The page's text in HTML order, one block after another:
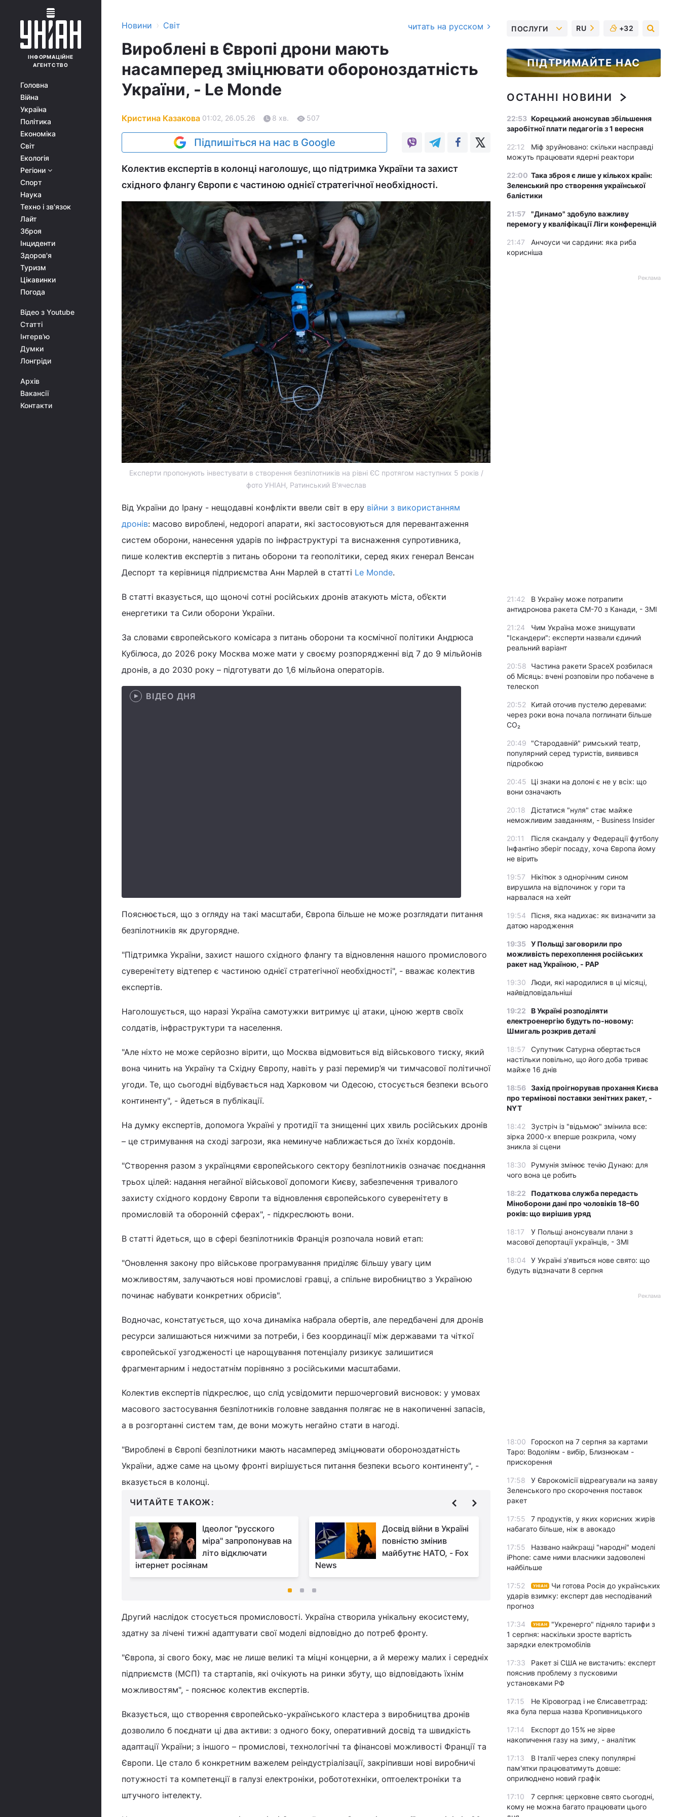
ІНФОРМАЦІЙНЕ
АГЕНТСТВО
Головна
Війна
Україна
Політика
Економіка
Світ
Екологія
Регіони
Спорт
Наука
Техно і зв'язок
Лайт
Зброя
Інциденти
Здоров'я
Туризм
Цікавинки
Погода
Відео з Youtube
Статті
Інтерв'ю
Думки
Лонгріди
Архів
Вакансії
Контакти
Новини › Світ читать на русском
Вироблені в Європі дрони мають
насамперед зміцнювати обороноздатність
України, - Le Monde
Кристина Казакова 01:02, 26.05.26 8 хв. 507
Підпишіться на нас в Google
Колектив експертів в колонці наголошує, що підтримка України та захист
східного флангу Європи є частиною однієї стратегічної необхідності.
Експерти пропонують інвестувати в створення безпілотників на рівні ЄС протягом наступних 5 років /
фото УНІАН, Ратинський В'ячеслав
Від України до Ірану - нещодавні конфлікти ввели світ в еру війни з використанням
дронів: масово вироблені, недорогі апарати, які застосовуються для перевантаження
систем оборони, нанесення ударів по інфраструктурі та виснаження супротивника,
пише колектив експертів з питань оборони та геополітики, серед яких генерал Венсан
Деспорт та керівниця підприємства Анн Марлей в статті Le Monde.
В статті вказується, що щоночі сотні російських дронів атакують міста, об’єкти
енергетики та Сили оборони України.
За словами європейського комісара з питань оборони та космічної політики Андрюса
Кубілюса, до 2026 року Москва може мати у своєму розпорядженні від 7 до 9 мільйонів
дронів, а до 2030 року – підготувати до 1,6 мільйона операторів.
ВІДЕО ДНЯ
Пояснюється, що з огляду на такі масштаби, Європа більше не може розглядати питання
безпілотників як другорядне.
"Підтримка України, захист нашого східного флангу та відновлення нашого промислового
суверенітету відтепер є частиною однієї стратегічної необхідності", - вважає колектив
експертів.
Наголошується, що наразі Україна самотужки витримує ці атаки, ціною жертв своїх
солдатів, інфраструктури та населення.
"Але ніхто не може серйозно вірити, що Москва відмовиться від військового тиску, який
вона чинить на Україну та Східну Європу, навіть у разі перемир’я чи тимчасової політичної
угоди. Те, що сьогодні відбувається над Харковом чи Одесою, стосується безпеки всього
континенту", - йдеться в публікації.
На думку експертів, допомога Україні у протидії та знищенні цих хвиль російських дронів
– це стримування на сході загрози, яка неминуче наближається до їхніх кордонів.
"Створення разом з українцями європейського сектору безпілотників означає поєднання
трьох цілей: надання негайної військової допомоги Києву, забезпечення тривалого
захисту східного кордону Європи та відновлення європейського суверенітету в
промисловій та оборонній сферах", - підкреслюють вони.
В статті йдеться, що в сфері безпілотників Франція розпочала новий етап:
"Оновлення закону про військове програмування приділяє більшу увагу цим
можливостям, залучаються нові промислові гравці, а спільне виробництво з Україною
починає набувати конкретних обрисів".
Водночас, констатується, що хоча динаміка набрала обертів, але передбачені для дронів
ресурси залишаються нижчими за потреби, і без координації між державами та чіткої
європейської узгодженості це нарощування потенціалу ризикує залишитися
фрагментарним і недостатнім порівняно з російськими масштабами.
Колектив експертів підкреслює, що слід усвідомити першочерговий висновок: у умовах
масового застосування безпілотників головне завдання полягає не в накопиченні запасів,
а в розгортанні систем там, де вони можуть негайно стати в нагоді.
"Вироблені в Європі безпілотники мають насамперед зміцнювати обороноздатність
України, адже саме на цьому фронті вирішується питання безпеки всього континенту", -
вказується в колонці.
ЧИТАЙТЕ ТАКОЖ:
Ідеолог "русского
міра" запропонував на
літо відключати
інтернет росіянам
Досвід війни в Україні
повністю змінив
майбутнє НАТО, - Fox
News
Ситуація для України
ніж будь-коли, –
Стубб
Другий наслідок стосується промисловості. Україна створила унікальну екосистему,
здатну за лічені тижні адаптувати свої моделі відповідно до потреб фронту.
"Європа, зі свого боку, має не лише великі та міцні концерни, а й мережу малих і середніх
підприємств (МСП) та стартапів, які очікують на ринки збуту, що відповідають їхнім
можливостям", - пояснює колектив експертів.
Вказується, що створення європейсько-українського кластера з виробництва дронів
дозволило б поєднати ці два активи: з одного боку, оперативний досвід та швидкість
адаптації України; з іншого – промислові, технологічні та фінансові можливості Франції та
Європи. Це стало б конкретним важелем реіндустріалізації, закріпивши нові виробничі
потужності та компетенції в галузі електроніки, робототехніки, оптоелектроніки та
штучного інтелекту.
ПОСЛУГИ RU +32
ПІДТРИМАЙТЕ НАС
ОСТАННІ НОВИНИ
22:53 Корецький анонсував збільшення
заробітної плати педагогів з 1 вересня
22:12
Міф зруйновано: скільки насправді
можуть працювати ядерні реактори
22:00 Така зброя є лише у кількох країн:
Зеленський про створення української
балістики
21:57
"Динамо" здобуло важливу
перемогу у кваліфікації Ліги конференцій
21:47
Анчоуси чи сардини: яка риба
корисніша
Реклама
21:42
В Україну може потрапити
антидронова ракета CM-70 з Канади, - ЗМІ
21:24
Чим Україна може знищувати
"Іскандери": експерти назвали єдиний
реальний варіант
20:58
Частина ракети SpaceX розбилася
об Місяць: вчені розповіли про побачене в
телескоп
20:52
Китай оточив пустелю деревами:
через роки вона почала поглинати більше
CO₂
20:49
"Стародавній" римський театр,
популярний серед туристів, виявився
підробкою
20:45
Ці знаки на долоні є не у всіх: що
вони означають
20:18
Дістатися "нуля" стає майже
неможливим завданням, - Business Insider
20:11
Після скандалу у Федерації футболу
Інфантіно зберіг посаду, хоча Європа йому
не вірить
19:57
Нікітюк з однорічним сином
вирушила на відпочинок у гори та
нарвалася на хейт
19:54
Пісня, яка надихає: як визначити за
датою народження
19:35 У Польщі заговорили про
можливість перехоплення російських
ракет над Україною, - PAP
19:30
Люди, які народилися в ці місяці,
найвідповідальніші
19:22
В Україні розподіляти
електроенергію будуть по-новому:
Шмигаль розкрив деталі
18:57
Супутник Сатурна обертається
настільки повільно, що його доба триває
майже 16 днів
18:56 Захід проігнорував прохання Києва
про термінові поставки зенітних ракет, -
NYT
18:42
Зустріч із "відьмою" змінила все:
зірка 2000-х вперше розкрила, чому
зникла зі сцени
18:30
Румунія змінює течію Дунаю: для
чого вона це робить
18:22
Податкова служба передасть
Міноборони дані про чоловіків 18–60
років: що вирішив уряд
18:17
У Польщі анонсували плани з
масової депортації українців, - ЗМІ
18:04
У Україні з'явиться нове свято: що
будуть відзначати 8 серпня
Реклама
18:00
Гороскоп на 7 серпня за картами
Таро: Водоліям - вибір, Близнюкам -
прискорення
17:58
У Єврокомісії відреагували на заяву
Зеленського про скорочення поставок
ракет
17:55
7 продуктів, у яких корисних жирів
набагато більше, ніж в авокадо
17:55
Названо найкращі "народні" моделі
iPhone: саме ними власники задоволені
найбільше
17:52 УНІАН
Чи готова Росія до українських
ударів взимку: експерт дав несподіваний
прогноз
17:34 УНІАН
"Укренерго" підняло тарифи з
1 серпня: наскільки зросте вартість
зарядки електромобілів
17:33
Ракет зі США не вистачить: експерт
пояснив проблему з пусковими
установками РФ
17:15
Не Кіровоград і не Єлисаветград:
яка була перша назва Кропивницького
17:14
Експорт до 15% не зірве
накопичення газу на зиму, - аналітик
17:13
В Італії через спеку популярні
пам'ятки працюватимуть довше:
оприлюднено новий графік
17:10
7 серпня: церковне свято сьогодні,
кому не можна багато працювати цього